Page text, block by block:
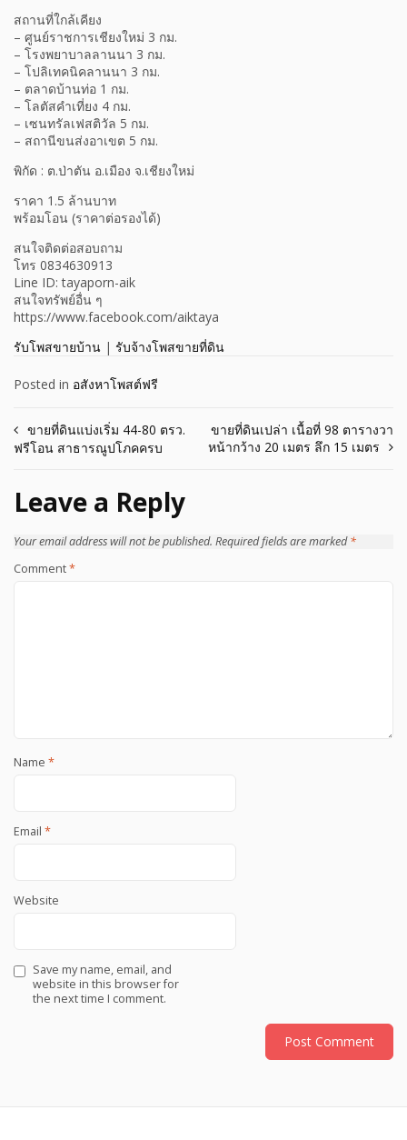
สถานที่ใกล้เคียง
– ศูนย์ราชการเชียงใหม่ 3 กม.
– โรงพยาบาลลานนา 3 กม.
– โปลิเทคนิคลานนา 3 กม.
– ตลาดบ้านท่อ 1 กม.
– โลตัสคำเที่ยง 4 กม.
– เซนทรัลเฟสติวัล 5 กม.
– สถานีขนส่งอาเขต 5 กม.
พิกัด : ต.ป่าตัน อ.เมือง จ.เชียงใหม่
ราคา 1.5 ล้านบาท
พร้อมโอน (ราคาต่อรองได้)
สนใจติดต่อสอบถาม
โทร 0834630913
Line ID: tayaporn-aik
สนใจทรัพย์อื่น ๆ
https://www.facebook.com/aiktaya
รับโพสขายบ้าน | รับจ้างโพสขายที่ดิน
Posted in อสังหาโพสต์ฟรี
Post
navigation
ขายที่ดินแบ่งเริ่ม 44-80 ตรว.
ฟรีโอน สาธารณูปโภคครบ
ขายที่ดินเปล่า เนื้อที่ 98 ตารางวา
หน้ากว้าง 20 เมตร ลึก 15 เมตร
Leave a Reply
Your email address will not be published. Required fields are marked*
Comment*
Name *
Email *
Website
Save my name, email, and
website in this browser for
the next time I comment.